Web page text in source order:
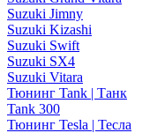
Suzuki Jimny
Suzuki Kizashi
Suzuki Swift
Suzuki SX4
Suzuki Vitara
Тюнинг Tank | Танк
Tank 300
Тюнинг Tesla | Тесла